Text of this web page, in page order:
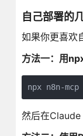
自己部署的
如果你更喜欢
方法一：用
npx n8n-mcp
然后在Claude